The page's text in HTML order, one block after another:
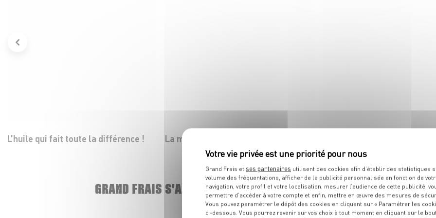
L’huile qui fait toute la différence ! La mozza dans tous ses états !
Créez votre plateau
rayon boucherie traditionnel !
GRAND FRAIS S'AGRANDIT
Grand Frais et ses partenaires utilisent des cookies afin d’établir des statistiques
volume des fréquentations, afficher de la publicité personnalisée en fonction de
navigation, votre profil et votre localisation, mesurer l’audience de cette publicité,
permettre d’accéder à votre compte et enfin, mettre en œuvre des mesures de
Vous pouvez paramétrer le dépôt des cookies en cliquant sur « Paramétrer les
ci-dessous. Vous pourrez revenir sur vos choix à tout moment en cliquant sur le